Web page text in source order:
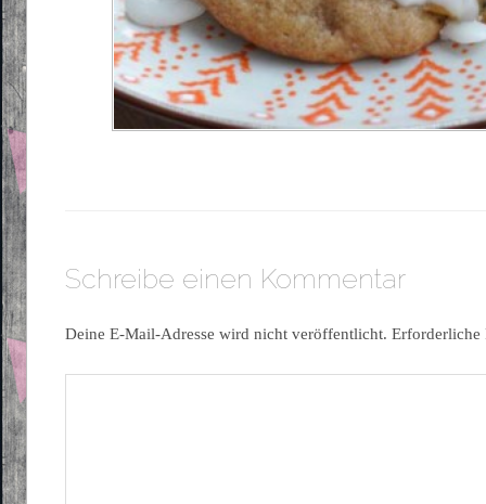
Schreibe einen Kommentar
Deine E-Mail-Adresse wird nicht veröffentlicht.